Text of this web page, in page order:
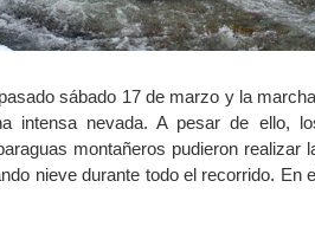
sábado 17 de marzo y la
intensa nevada. A pesar de ello,
montañeros pudieron realizar
nieve durante todo el recorrido. En